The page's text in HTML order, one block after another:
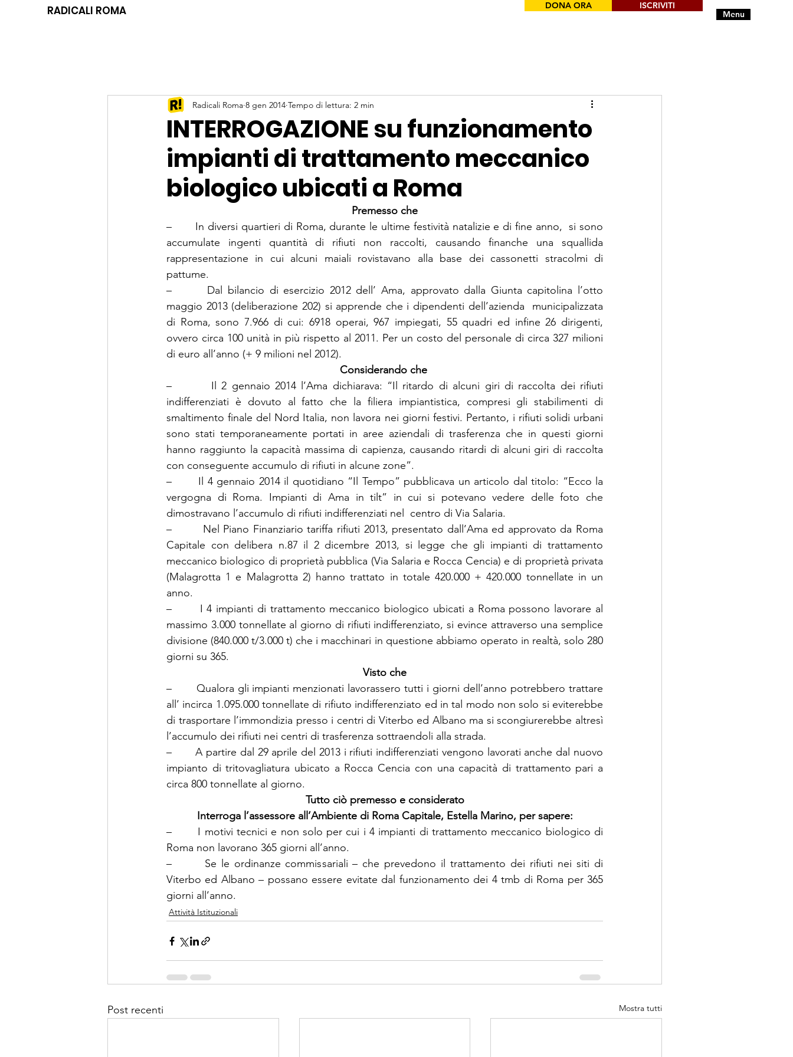
RADICALI ROMA Menu
DONA ORA ISCRIVITI
INTERROGAZIONE su funzionamento
impianti di trattamento meccanico
biologico ubicati a Roma
Radicali Roma 8 gen 2014 Tempo di lettura: 2 min
Premesso che
–       In diversi quartieri di Roma, durante le ultime festività natalizie e di fine anno,  si sono
accumulate ingenti quantità di rifiuti non raccolti, causando finanche una squallida
rappresentazione in cui alcuni maiali rovistavano alla base dei cassonetti stracolmi di
pattume.
–       Dal bilancio di esercizio 2012 dell’ Ama, approvato dalla Giunta capitolina l’otto
maggio 2013 (deliberazione 202) si apprende che i dipendenti dell’azienda  municipalizzata
di Roma, sono 7.966 di cui: 6918 operai, 967 impiegati, 55 quadri ed infine 26 dirigenti,
ovvero circa 100 unità in più rispetto al 2011. Per un costo del personale di circa 327 milioni
di euro all’anno (+ 9 milioni nel 2012).
Considerando che
–        Il 2 gennaio 2014 l’Ama dichiarava: “Il ritardo di alcuni giri di raccolta dei rifiuti
indifferenziati è dovuto al fatto che la filiera impiantistica, compresi gli stabilimenti di
smaltimento finale del Nord Italia, non lavora nei giorni festivi. Pertanto, i rifiuti solidi urbani
sono stati temporaneamente portati in aree aziendali di trasferenza che in questi giorni
hanno raggiunto la capacità massima di capienza, causando ritardi di alcuni giri di raccolta
con conseguente accumulo di rifiuti in alcune zone”.
–       Il 4 gennaio 2014 il quotidiano “Il Tempo” pubblicava un articolo dal titolo: “Ecco la
vergogna di Roma. Impianti di Ama in tilt” in cui si potevano vedere delle foto che
dimostravano l’accumulo di rifiuti indifferenziati nel  centro di Via Salaria.
–        Nel Piano Finanziario tariffa rifiuti 2013, presentato dall’Ama ed approvato da Roma
Capitale con delibera n.87 il 2 dicembre 2013, si legge che gli impianti di trattamento
meccanico biologico di proprietà pubblica (Via Salaria e Rocca Cencia) e di proprietà privata
(Malagrotta 1 e Malagrotta 2) hanno trattato in totale 420.000 + 420.000 tonnellate in un
anno.
–       I 4 impianti di trattamento meccanico biologico ubicati a Roma possono lavorare al
massimo 3.000 tonnellate al giorno di rifiuti indifferenziato, si evince attraverso una semplice
divisione (840.000 t/3.000 t) che i macchinari in questione abbiamo operato in realtà, solo 280
giorni su 365.
Visto che
–       Qualora gli impianti menzionati lavorassero tutti i giorni dell’anno potrebbero trattare
all’ incirca 1.095.000 tonnellate di rifiuto indifferenziato ed in tal modo non solo si eviterebbe
di trasportare l’immondizia presso i centri di Viterbo ed Albano ma si scongiurerebbe altresì
l’accumulo dei rifiuti nei centri di trasferenza sottraendoli alla strada.
–       A partire dal 29 aprile del 2013 i rifiuti indifferenziati vengono lavorati anche dal nuovo
impianto di tritovagliatura ubicato a Rocca Cencia con una capacità di trattamento pari a
circa 800 tonnellate al giorno.
Tutto ciò premesso e considerato
Interroga l’assessore all’Ambiente di Roma Capitale, Estella Marino, per sapere:
–       I motivi tecnici e non solo per cui i 4 impianti di trattamento meccanico biologico di
Roma non lavorano 365 giorni all’anno.
–       Se le ordinanze commissariali – che prevedono il trattamento dei rifiuti nei siti di
Viterbo ed Albano – possano essere evitate dal funzionamento dei 4 tmb di Roma per 365
giorni all’anno.
Attività Istituzionali
Post recenti Mostra tutti